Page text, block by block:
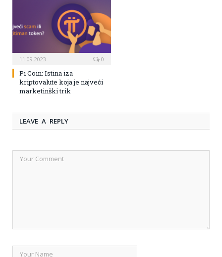
11.09.2023 0
Pi Coin: Istina iza
kriptovalute koja je najveći
marketinški trik
LEAVE A REPLY